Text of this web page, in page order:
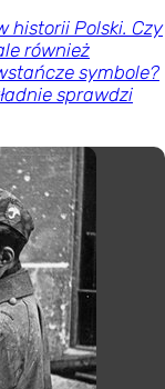
historii Polski. Czy
również
symbole?
sprawdzi